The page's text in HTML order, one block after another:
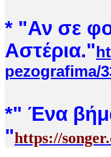
* "Αν σε
Αστέρια."
pezografima/
*" Ένα
"https://